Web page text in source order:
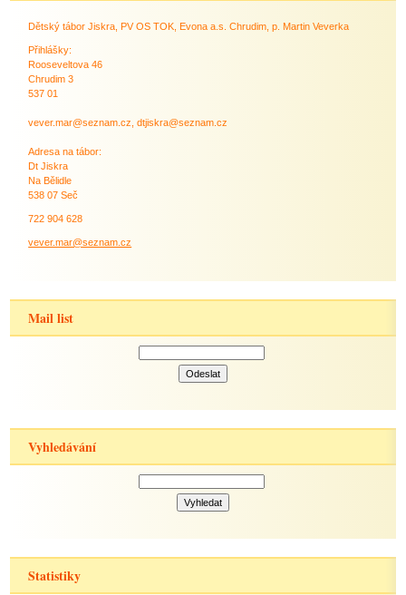
Dětský tábor Jiskra, PV OS TOK, Evona a.s. Chrudim, p. Martin Veverka
Přihlášky:
Rooseveltova 46
Chrudim 3
537 01
vever.mar@seznam.cz, dtjiskra@seznam.cz
Adresa na tábor:
Dt Jiskra
Na Bělidle
538 07 Seč
722 904 628
vever.mar@seznam.cz
Mail list
Vyhledávání
Statistiky